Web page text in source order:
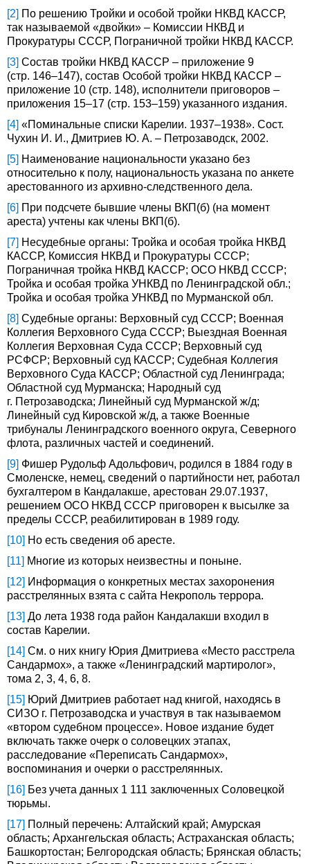
[2] По решению Тройки и особой тройки НКВД КАССР,
так называемой «двойки» – Комиссии НКВД и
Прокуратуры СССР, Пограничной тройки НКВД КАССР.
[3] Состав тройки НКВД КАССР – приложение 9
(стр. 146–147), состав Особой тройки НКВД КАССР –
приложение 10 (стр. 148), исполнители приговоров –
приложения 15–17 (стр. 153–159) указанного издания.
[4] «Поминальные списки Карелии. 1937–1938». Сост.
Чухин И. И., Дмитриев Ю. А. – Петрозаводск, 2002.
[5] Наименование национальности указано без
относительно к полу, национальность указана по анкете
арестованного из архивно-следственного дела.
[6] При подсчете бывшие члены ВКП(б) (на момент
ареста) учтены как члены ВКП(б).
[7] Несудебные органы: Тройка и особая тройка НКВД
КАССР, Комиссия НКВД и Прокуратуры СССР;
Пограничная тройка НКВД КАССР; ОСО НКВД СССР;
Тройка и особая тройка УНКВД по Ленинградской обл.;
Тройка и особая тройка УНКВД по Мурманской обл.
[8] Судебные органы: Верховный суд СССР; Военная
Коллегия Верховного Суда СССР; Выездная Военная
Коллегия Верховная Суда СССР; Верховный суд
РСФСР; Верховный суд КАССР; Судебная Коллегия
Верховного Суда КАССР; Областной суд Ленинграда;
Областной суд Мурманска; Народный суд
г. Петрозаводска; Линейный суд Мурманской ж/д;
Линейный суд Кировской ж/д, а также Военные
трибуналы Ленинградского военного округа, Северного
флота, различных частей и соединений.
[9] Фишер Рудольф Адольфович, родился в 1884 году в
Смоленске, немец, сведений о партийности нет, работал
бухгалтером в Кандалакше, арестован 29.07.1937,
решением ОСО НКВД СССР приговорен к высылке за
пределы СССР, реабилитирован в 1989 году.
[10] Но есть сведения об аресте.
[11] Многие из которых неизвестны и поныне.
[12] Информация о конкретных местах захоронения
расстрелянных взята с сайта Некрополь террора.
[13] До лета 1938 года район Кандалакши входил в
состав Карелии.
[14] См. о них книгу Юрия Дмитриева «Место расстрела
Сандармох», а также «Ленинградский мартиролог»,
тома 2, 3, 4, 6, 8.
[15] Юрий Дмитриев работает над книгой, находясь в
СИЗО г. Петрозаводска и участвуя в так называемом
«втором судебном процессе». Новое издание будет
включать также очерк о соловецких этапах,
расследование «Переписать Сандармох»,
воспоминания и очерки о расстрелянных.
[16] Без учета данных 1 111 заключенных Соловецкой
тюрьмы.
[17] Полный перечень: Алтайский край; Амурская
область; Архангельская область; Астраханская область;
Башкортостан; Белгородская область; Брянская область;